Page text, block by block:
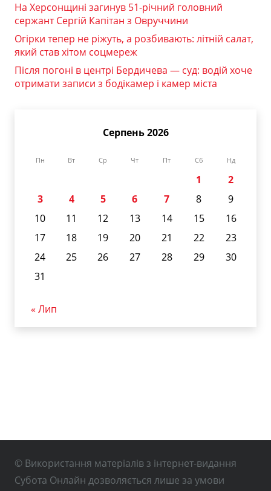
На Херсонщині загинув 51-річний головний
сержант Сергій Капітан з Овруччини
Огірки тепер не ріжуть, а розбивають: літній салат,
який став хітом соцмереж
Після погоні в центрі Бердичева — суд: водій хоче
отримати записи з бодікамер і камер міста
Серпень 2026
Пн Вт Ср Чт Пт Сб Нд
1
2
3
4 5 6 7 8
9
10
11 12 13 14 15
16
17
18 19 20 21 22
23
24
25 26 27 28 29
30
31
« Лип
© Використання матеріалів з інтернет-видання
Субота Онлайн дозволяється лише за умови